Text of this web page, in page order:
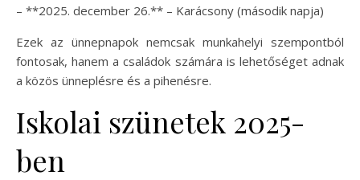
– **2025. december 26.** – Karácsony (második napja)
Ezek az ünnepnapok nemcsak munkahelyi szempontból
fontosak, hanem a családok számára is lehetőséget adnak
a közös ünneplésre és a pihenésre.
Iskolai szünetek 2025-
ben